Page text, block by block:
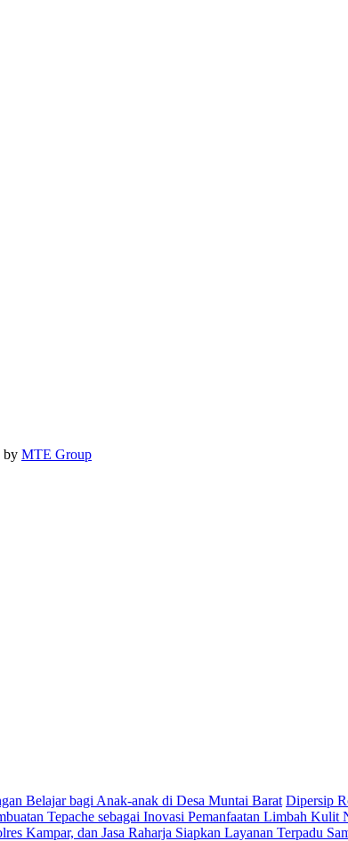
by MTE Group
Belajar bagi Anak-anak di Desa Muntai Barat Dipersip
Tepache sebagai Inovasi Pemanfaatan Limbah Kulit
Kampar, dan Jasa Raharja Siapkan Layanan Terpadu